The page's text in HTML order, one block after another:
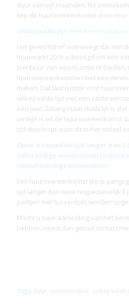
duur van vijf maanden. Na
liep de huurovereenkomst door
Onbepaalde tijd met
Het gerechtshof overweegt dat met
huurmarkt 2015 is beoogd om een
(ver)huur van woonruimte te bieden,
huurovereenkomsten met een
maken. Dat laat ruimte voor
onbepaalde tijd met een vaste
één jaar. Zolang maar duidelijk is
termijn is en de huurovereenkomst
tijd doorloopt, past dit in het stelsel
Optie 4: bepaalde tijd langer dan 2
zelfstandige woonruimte)
(onzelfstandige woonruimte)
Een huurovereenkomst die is
tijd langer dan twee respectievelijk 5
partijen niet tussentijds worden
Mocht u naar aanleiding van het
hebben, neem dan gerust contact
Tags: